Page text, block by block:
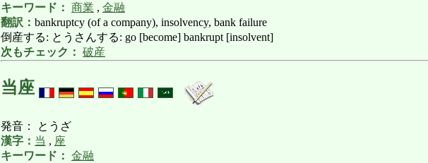
キーワード： 商業 , 金融
翻訳： bankruptcy (of a company), insolvency, bank failure
倒産する: とうさんする: go [become] bankrupt [insolvent]
次もチェック： 破産
当座
発音： とうざ
漢字： 当 , 座
キーワード： 金融